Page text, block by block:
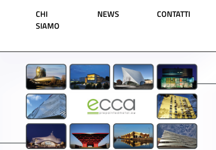
Navigazione principale
CHI
SIAMO
NEWS CONTATTI